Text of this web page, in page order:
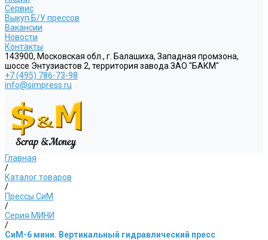
Сервис
Выкуп Б/У прессов
Вакансии
Новости
Контакты
143900, Московская обл., г. Балашиха, Западная промзона,
шоссе Энтузиастов 2, территория завода ЗАО "БАКМ"
+7 (495) 786-73-98
info@simpress.ru
Главная
/
Каталог товаров
/
Прессы СиМ
/
Серия МИНИ
/
СиМ-6 мини. Вертикальный гидравлический пресс